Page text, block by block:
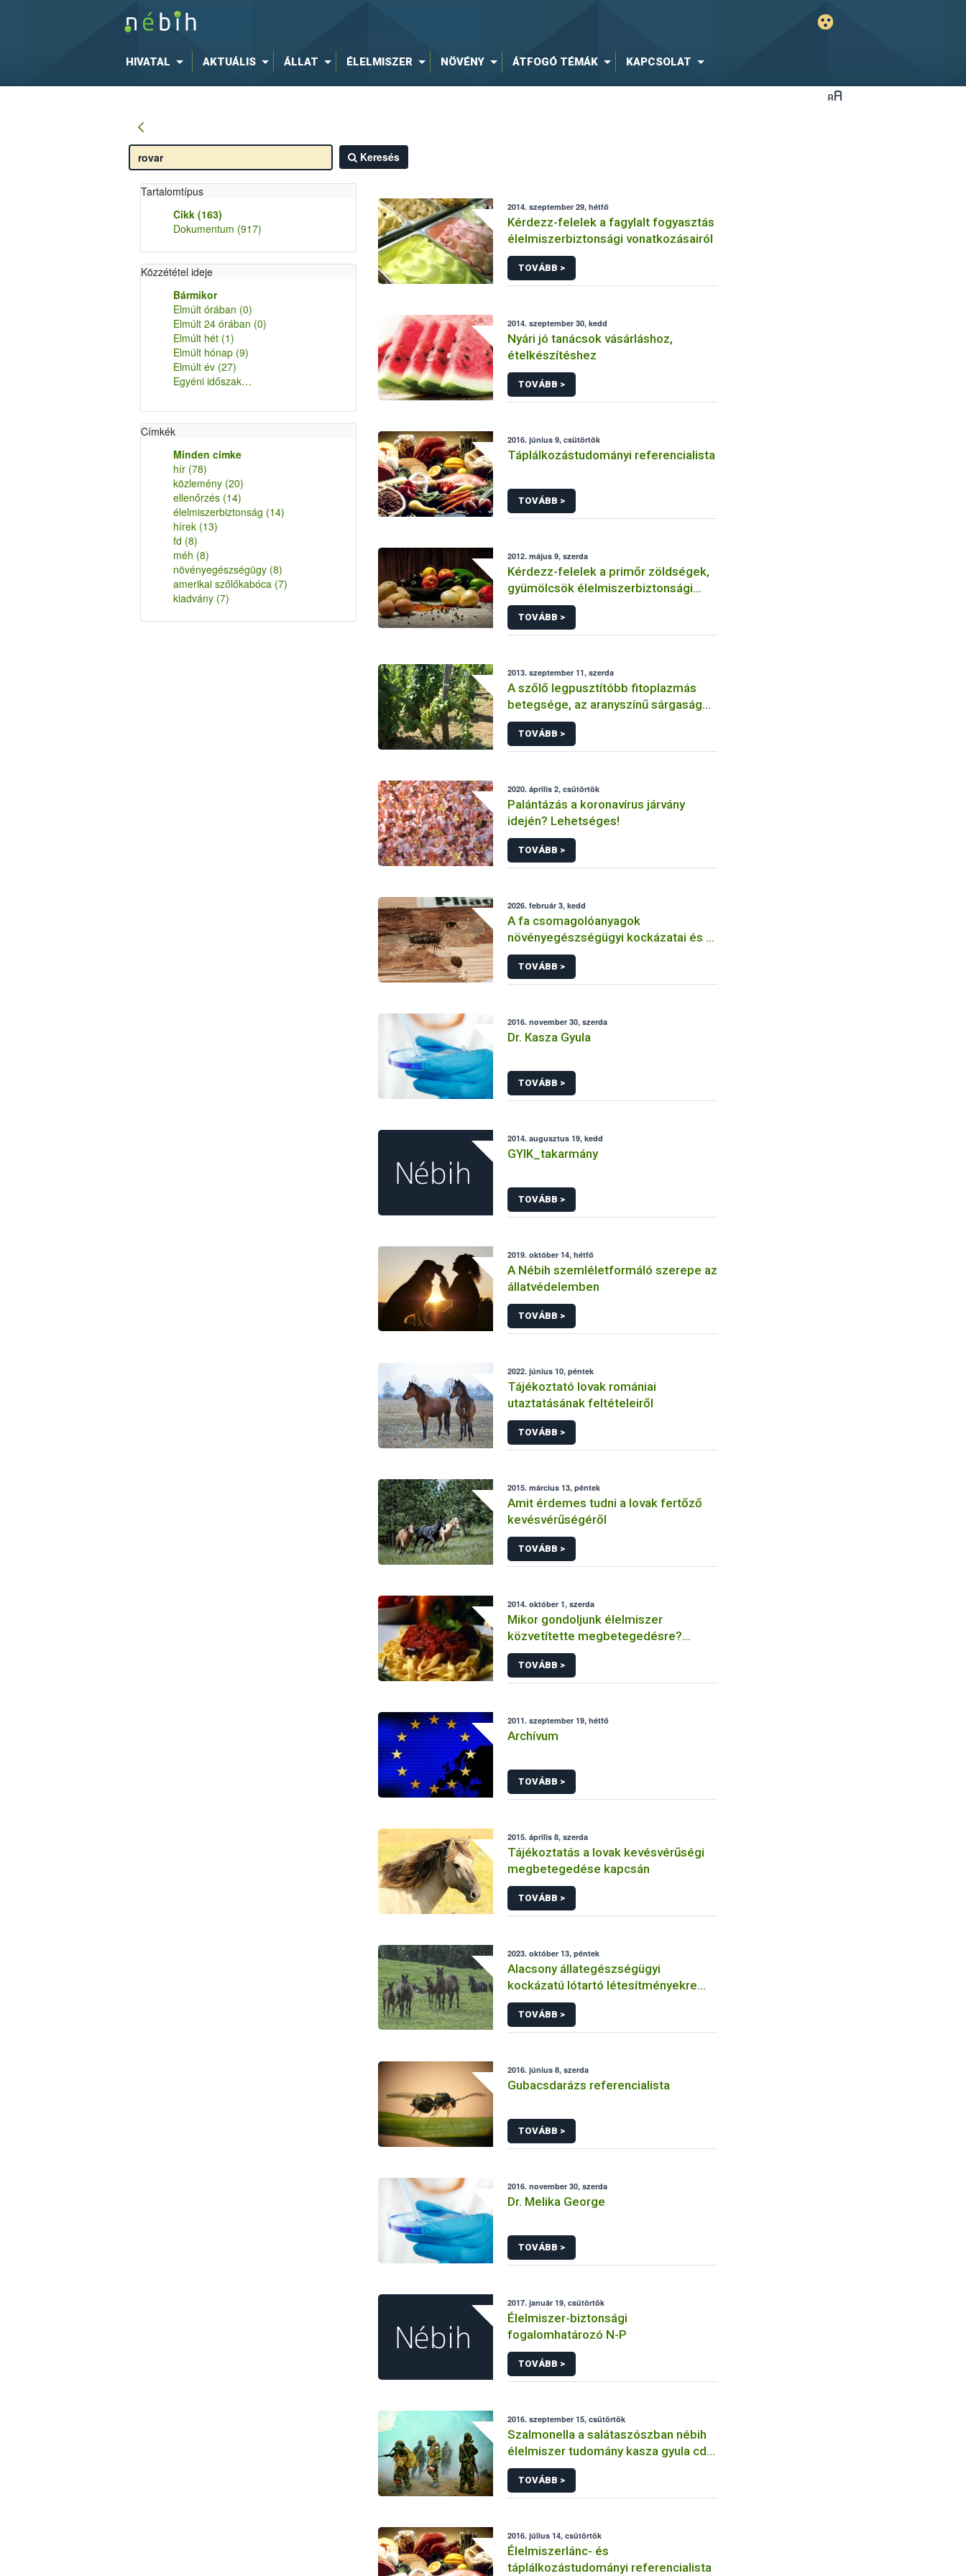
HIVATAL AKTUÁLIS ÁLLAT ÉLELMISZER NÖVÉNY ÁTFOGÓ TÉMÁK KAPCSOLAT
Keresés
Tartalomtípus
Cikk (163)
Dokumentum (917)
Közzététel ideje
Bármikor
Elmúlt órában (0)
Elmúlt 24 órában (0)
Elmúlt hét (1)
Elmúlt hónap (9)
Elmúlt év (27)
Egyéni időszak…
Címkék
Minden címke
hír (78)
közlemény (20)
ellenőrzés (14)
élelmiszerbiztonság (14)
hírek (13)
fd (8)
méh (8)
növényegészségügy (8)
amerikai szőlőkabóca (7)
kiadvány (7)
2014. szeptember 29, hétfő
Kérdezz-felelek a fagylalt fogyasztás
élelmiszerbiztonsági vonatkozásairól
TOVÁBB >
2014. szeptember 30, kedd
Nyári jó tanácsok vásárláshoz,
ételkészítéshez
TOVÁBB >
2016. június 9, csütörtök
Táplálkozástudományi referencialista
TOVÁBB >
2012. május 9, szerda
Kérdezz-felelek a primőr zöldségek,
gyümölcsök élelmiszerbiztonsági
vonatkozásairól
TOVÁBB >
2013. szeptember 11, szerda
A szőlő legpusztítóbb fitoplazmás
betegsége, az aranyszínű sárgaság
Grapevine flavescence dorée (FD)
TOVÁBB >
2020. április 2, csütörtök
Palántázás a koronavírus járvány
idején? Lehetséges!
TOVÁBB >
2026. február 3, kedd
A fa csomagolóanyagok
növényegészségügyi kockázatai és a
védekezés lehetőségei
TOVÁBB >
2016. november 30, szerda
Dr. Kasza Gyula
TOVÁBB >
2014. augusztus 19, kedd
GYIK_takarmány
TOVÁBB >
2019. október 14, hétfő
A Nébih szemléletformáló szerepe az
állatvédelemben
TOVÁBB >
2022. június 10, péntek
Tájékoztató lovak romániai
utaztatásának feltételeiről
TOVÁBB >
2015. március 13, péntek
Amit érdemes tudni a lovak fertőző
kevésvérűségéről
TOVÁBB >
2014. október 1, szerda
Mikor gondoljunk élelmiszer
közvetítette megbetegedésre?
(közismert néven ételmérgezésre,
ételfertőzésre)
TOVÁBB >
2011. szeptember 19, hétfő
Archívum
TOVÁBB >
2015. április 8, szerda
Tájékoztatás a lovak kevésvérűségi
megbetegedése kapcsán
TOVÁBB >
2023. október 13, péntek
Alacsony állategészségügyi
kockázatú lótartó létesítményekre
vonatkozó követelmények
TOVÁBB >
2016. június 8, szerda
Gubacsdarázs referencialista
TOVÁBB >
2016. november 30, szerda
Dr. Melika George
TOVÁBB >
2017. január 19, csütörtök
Élelmiszer-biztonsági
fogalomhatározó N-P
TOVÁBB >
2016. szeptember 15, csütörtök
Szalmonella a salátaszószban nébih
élelmiszer tudomány kasza gyula cdc
bioterrorizmus terror lépfene
TOVÁBB >
2016. július 14, csütörtök
Élelmiszerlánc- és
táplálkozástudományi referencialista